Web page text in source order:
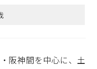
阪神間を中心に、土